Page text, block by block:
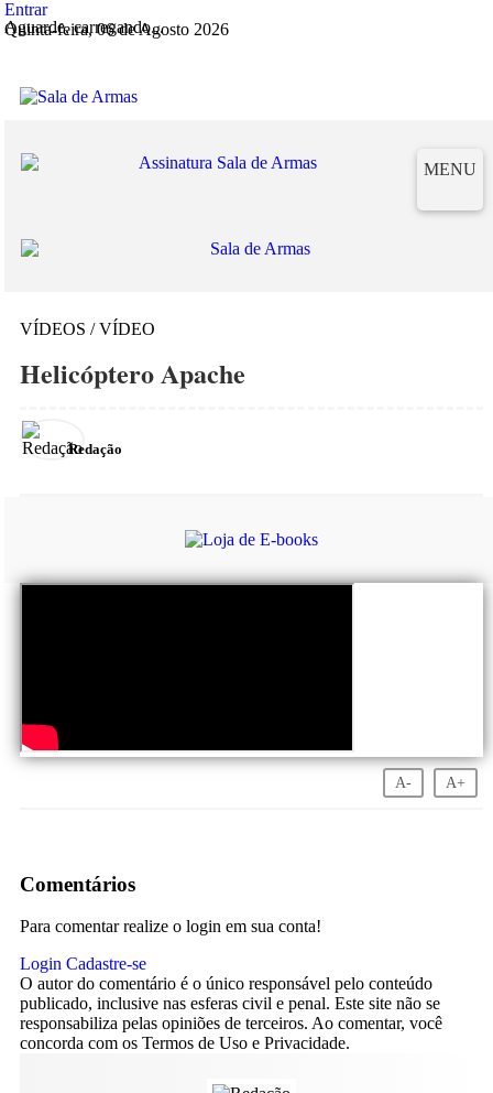
Aguarde, carregando...
Entrar
Quinta-feira, 06 de Agosto 2026
MENU
VÍDEOS / VÍDEO
Helicóptero Apache
Redação
A- A+
Comentários
Para comentar realize o login em sua conta!
Login Cadastre-se
O autor do comentário é o único responsável pelo conteúdo
publicado, inclusive nas esferas civil e penal. Este site não se
responsabiliza pelas opiniões de terceiros. Ao comentar, você
concorda com os Termos de Uso e Privacidade.